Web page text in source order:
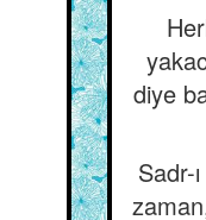
diye
Sadr-